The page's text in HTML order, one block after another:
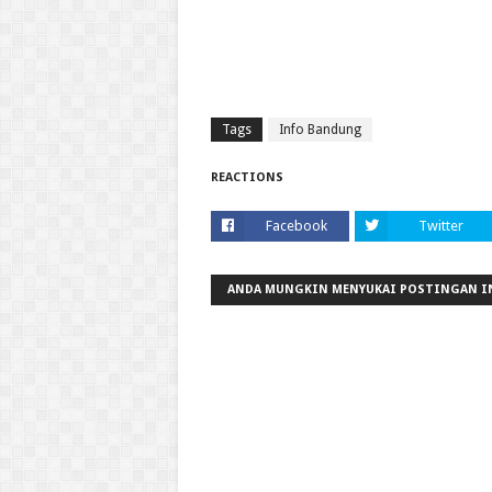
Tags Info Bandung
REACTIONS
Facebook Twitter
ANDA MUNGKIN MENYUKAI POSTINGAN